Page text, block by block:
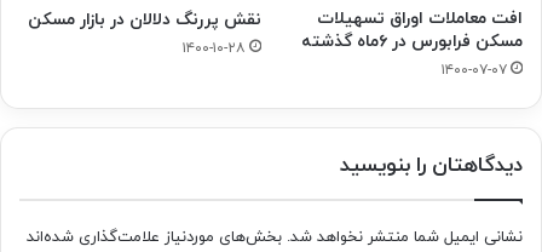
افت معاملات اوراق تسهیلات
مسکن فرابورس در ۶ماه گذشته
۱۴۰۰-۰۷-۰۷
نقش پررنگ دلالان در بازار مسکن
۱۴۰۰-۱۰-۲۸
دیدگاهتان را بنویسید
نشانی ایمیل شما منتشر نخواهد شد. بخش‌های موردنیاز علامت‌گذاری شده‌اند